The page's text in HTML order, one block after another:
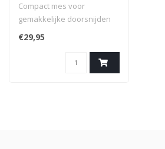
Compact mes voor
gemakkelijke doorsnijden
van lijn en touw Maximale
lijndikte: 8 mm
€29,95